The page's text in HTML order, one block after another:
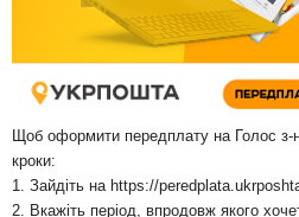
Щоб оформити передплату на Голос з-
кроки:
1. Зайдіть на https://
2. Вкажіть період, впродовж якого